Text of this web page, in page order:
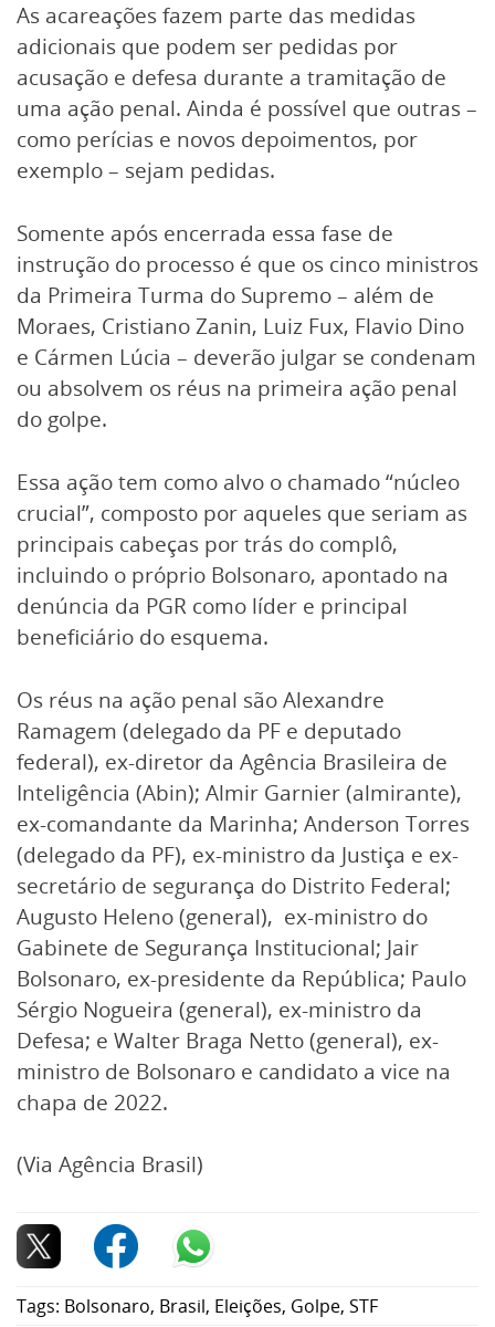
As acareações fazem parte das medidas
adicionais que podem ser pedidas por
acusação e defesa durante a tramitação de
uma ação penal. Ainda é possível que outras –
como perícias e novos depoimentos, por
exemplo – sejam pedidas.
Somente após encerrada essa fase de
instrução do processo é que os cinco ministros
da Primeira Turma do Supremo – além de
Moraes, Cristiano Zanin, Luiz Fux, Flavio Dino
e Cármen Lúcia – deverão julgar se condenam
ou absolvem os réus na primeira ação penal
do golpe.
Essa ação tem como alvo o chamado “núcleo
crucial”, composto por aqueles que seriam as
principais cabeças por trás do complô,
incluindo o próprio Bolsonaro, apontado na
denúncia da PGR como líder e principal
beneficiário do esquema.
Os réus na ação penal são Alexandre
Ramagem (delegado da PF e deputado
federal), ex-diretor da Agência Brasileira de
Inteligência (Abin); Almir Garnier (almirante),
ex-comandante da Marinha; Anderson Torres
(delegado da PF), ex-ministro da Justiça e ex-
secretário de segurança do Distrito Federal;
Augusto Heleno (general), ex-ministro do
Gabinete de Segurança Institucional; Jair
Bolsonaro, ex-presidente da República; Paulo
Sérgio Nogueira (general), ex-ministro da
Defesa; e Walter Braga Netto (general), ex-
ministro de Bolsonaro e candidato a vice na
chapa de 2022.
(Via Agência Brasil)
Tags: Bolsonaro, Brasil, Eleições, Golpe, STF